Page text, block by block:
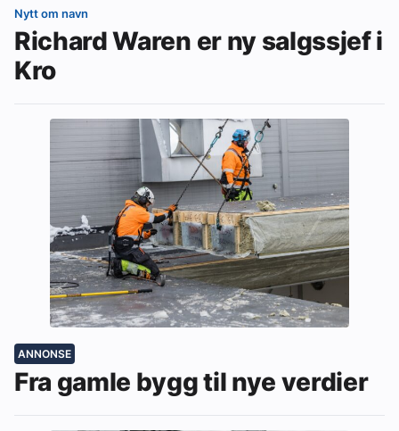
Nytt om navn
Richard Waren er ny salgssjef i
Kro
ANNONSE
Fra gamle bygg til nye verdier